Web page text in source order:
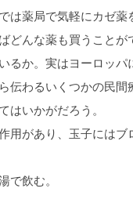
は薬局で気軽にカゼ薬
どんな薬も買うことが
るか。実はヨーロッパ
伝わるいくつかの民
はいかがだろう。
用があり、玉子にはブ
で飲む。